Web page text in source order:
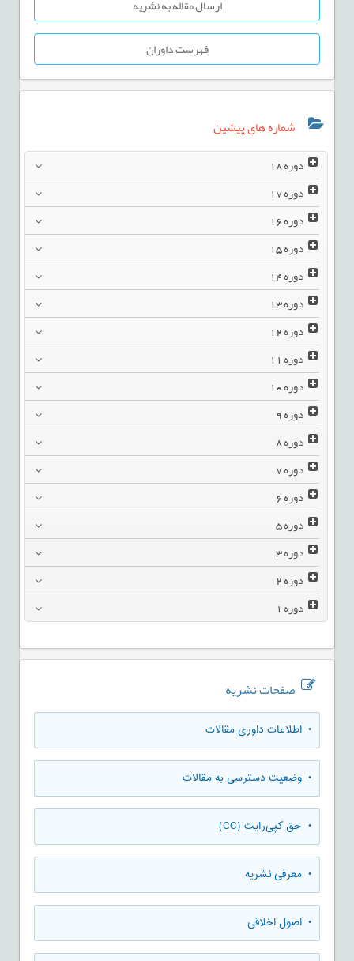
ارسال مقاله به نشریه
فهرست داوران
شماره های پیشین
دوره18
دوره17
دوره16
دوره15
دوره14
دوره13
دوره12
دوره11
دوره10
دوره9
دوره8
دوره7
دوره6
دوره5
دوره3
دوره2
دوره1
صفحات نشریه
• اطلاعات داوری مقالات
• وضعیت دسترسی به مقالات
• حق کپی‌رایت (CC)
• معرفی نشریه
• اصول اخلاقی